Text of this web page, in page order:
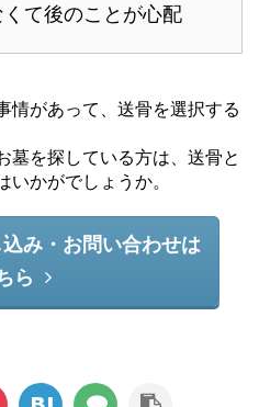
くて後のことが心配
情があって、送骨を選択する
墓を探している方は、送骨と
かがでしょうか。
み・お問い合わせは
ら